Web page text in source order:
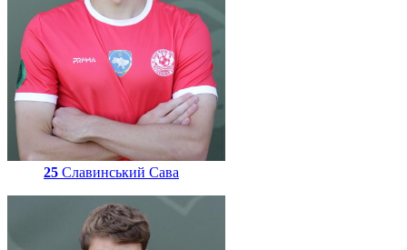
25 Славинський Сава